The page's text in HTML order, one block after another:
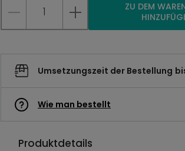
ZU DEM
Umsetzungszeit der Bestellung
Wie man bestellt
Produktdetails